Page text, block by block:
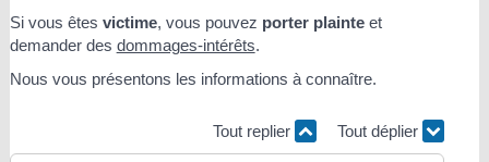
Si vous êtes victime, vous pouvez porter plainteet
demander des dommages-intérêts.
Nous vous présentons les informations à connaître.
Tout replier Tout déplier